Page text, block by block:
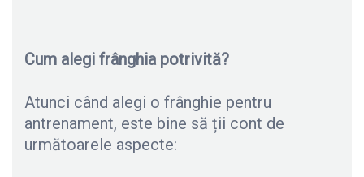
Cum alegi frânghia potrivită?
Atunci când alegi o frânghie pentru
antrenament, este bine să ții cont de
următoarele aspecte: